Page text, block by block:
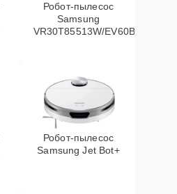
Робот-пылесос
Samsung
VR30T85513W/EV60Вт
Робот-пылесос
Samsung Jet Bot+